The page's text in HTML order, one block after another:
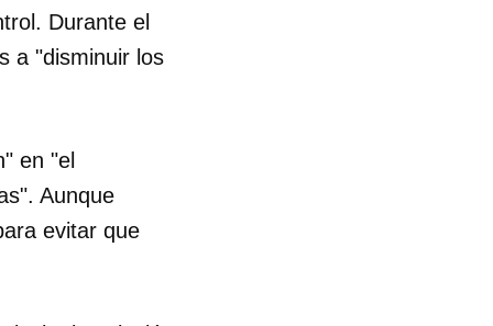
Durante el
a "disminuir los
en "el
Aunque
evitar que